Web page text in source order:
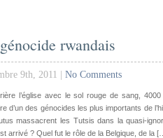
rwandais
9th, 2011 | No Comments
l’église avec le sol rouge de sang,
d’un des génocides les plus importants de
massacrent les Tutsis dans la quasi-
arrivé ? Quel fut le rôle de la Belgique, de la